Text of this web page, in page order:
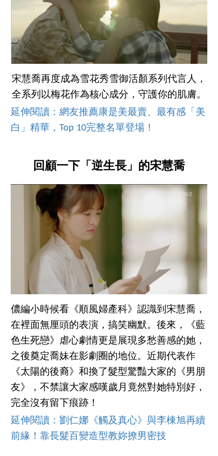
宋慧喬再度成為雪花秀雪御活顏系列代言人，
全系列以梅花作為核心成分，守護你的肌膚。
延伸閱讀：網友推薦康是美最賣、最有感「美
白」精華，Top 10完整名單登場！
回顧一下「逆生長」的宋慧喬
儂編小時候看《順風婦產科》認識到宋慧喬，
在裡面無厘頭的表演，搞笑幽默。後來，《藍
色生死戀》虐心劇情更是展現多愁善感的她，
之後奠定喬妹在影劇圈的地位。近期代表作
《太陽的後裔》和換了髮型驚豔大家的《男朋
友》，不禁讓大家感嘆歲月竟然對她特別好，
完全沒有留下痕跡！
延伸閱讀：劉仁娜《觸及真心》與李棟旭再續
前緣！靠長髮百變造型教妳撩男密技